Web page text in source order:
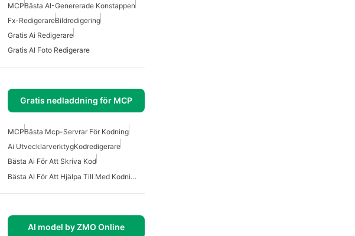
MCPBästa AI-Genererade Konstappen
Fx-RedigerareBildredigering
Gratis Ai Redigerare
Gratis AI Foto Redigerare
Gratis nedladdning för MCP
MCPBästa Mcp-Servrar För Kodning
Ai UtvecklarverktygKodredigerare
Bästa Ai För Att Skriva Kod
Bästa AI För Att Hjälpa Till Med Kodning
AI model by ZMO Online